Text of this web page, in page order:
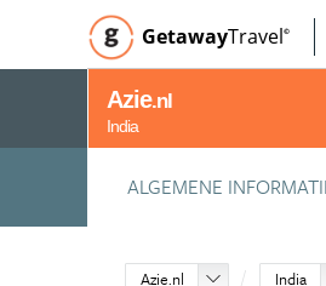
GetawayTravel©
Azie.nl
India
ALGEMENE
Azie.nl India